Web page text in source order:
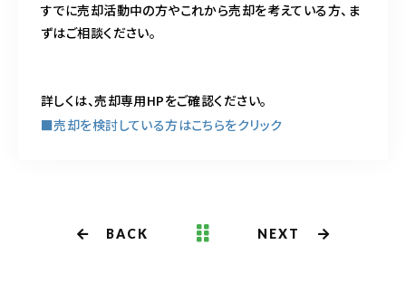
すでに売却活動中の方やこれから売却を考えている方、ま
ずはご相談ください。
詳しくは、売却専用HPをご確認ください。
■売却を検討している方はこちらをクリック
BACK NEXT